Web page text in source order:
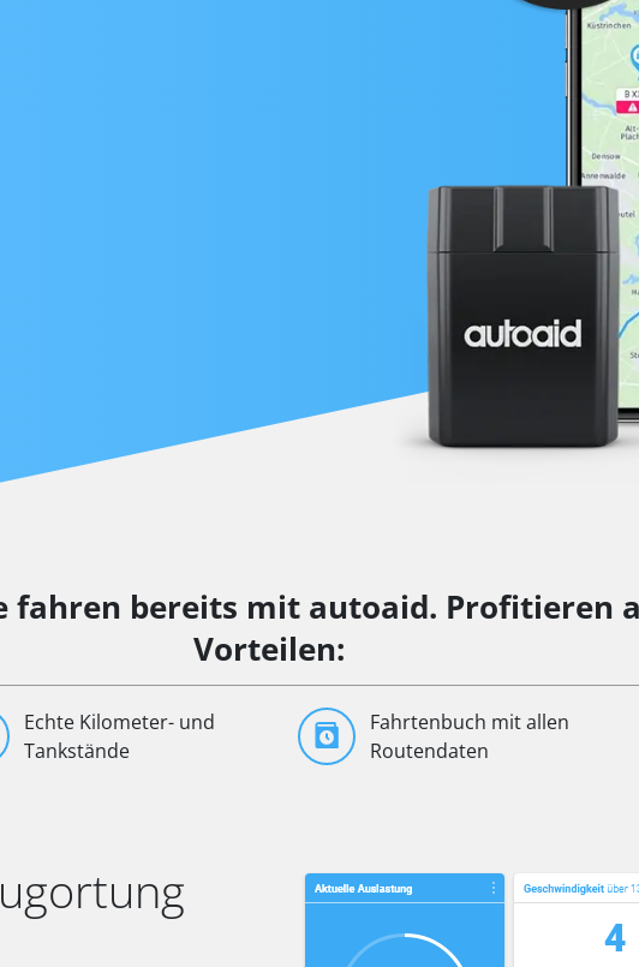
fahren bereits mit autoaid. Profitieren
Vorteilen:
Echte Kilometer- und
Tankstände
Fahrtenbuch mit allen
Routendaten